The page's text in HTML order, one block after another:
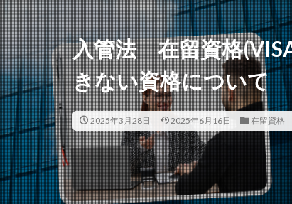
入管法 在留資格
きない資格について
2025年3月28日 2025年6月16日 在留資格